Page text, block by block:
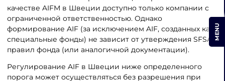
качестве AIFM в Швеции доступно только компании с
ограниченной ответственностью. Однако
формирование AIF (за исключением AIF, созданных как
специальные фонды) не зависит от утверждения SFSA
правил фонда (или аналогичной документации).
Регулирование AIF в Швеции ниже определенного
порога может осуществляться без разрешения при
MENU